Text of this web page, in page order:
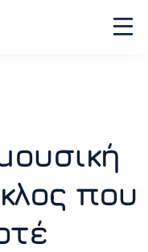
που